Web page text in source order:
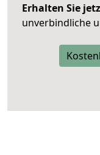
Erhalten Sie
unverbindliche